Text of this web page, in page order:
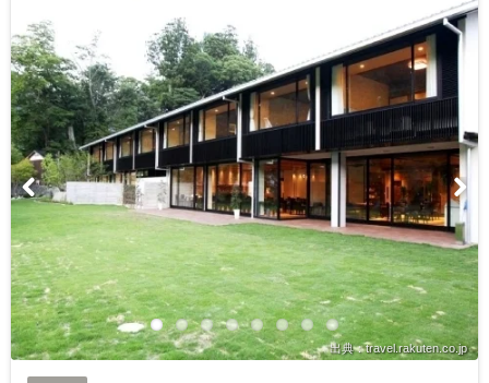
出典：travel.rakuten.co.jp